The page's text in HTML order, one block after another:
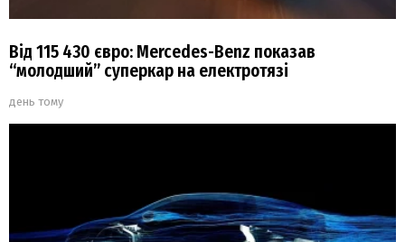
Від 115 430 євро: Mercedes-Benz показав
“молодший” суперкар на електротязі
день тому